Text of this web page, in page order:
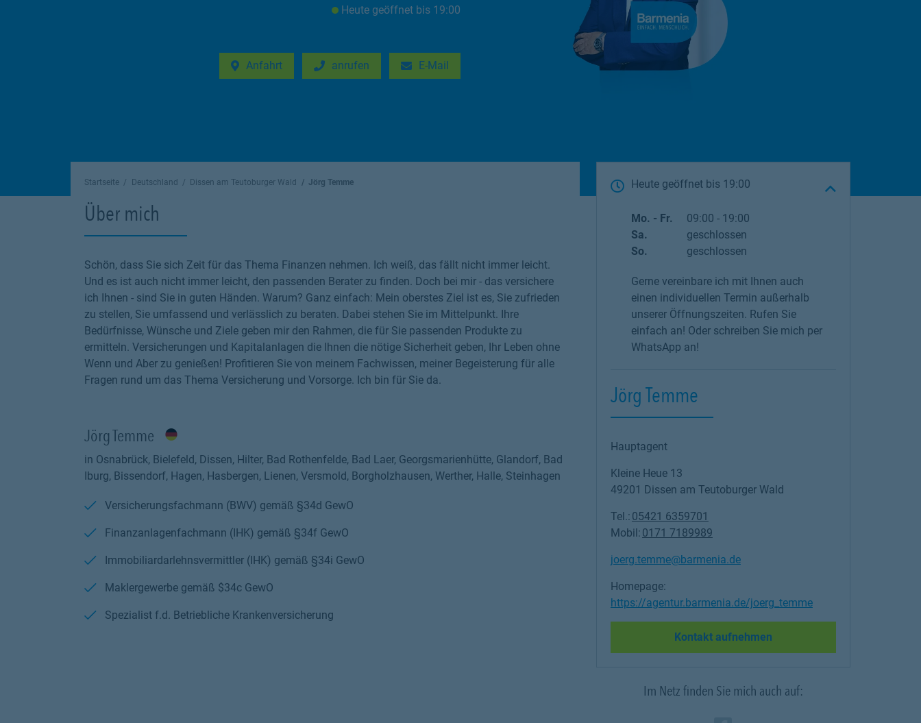
Heute geöffnet bis 19:00
Anfahrt
Link Opens in New Tabanrufen E-Mail
Link Opens in New Tab
Startseite Deutschland Dissen am Teutoburger Wald Jörg Temme
Über mich
Schön, dass Sie sich Zeit für das Thema Finanzen nehmen. Ich weiß, das fällt nicht immer leicht.
Und es ist auch nicht immer leicht, den passenden Berater zu finden. Doch bei mir - das versichere
ich Ihnen - sind Sie in guten Händen. Warum? Ganz einfach: Mein oberstes Ziel ist es, Sie zufrieden
zu stellen, Sie umfassend und verlässlich zu beraten. Dabei stehen Sie im Mittelpunkt. Ihre
Bedürfnisse, Wünsche und Ziele geben mir den Rahmen, die für Sie passenden Produkte zu
ermitteln. Versicherungen und Kapitalanlagen die Ihnen die nötige Sicherheit geben, Ihr Leben ohne
Wenn und Aber zu genießen! Profitieren Sie von meinem Fachwissen, meiner Begeisterung für alle
Fragen rund um das Thema Versicherung und Vorsorge. Ich bin für Sie da.
Jörg Temme
in Osnabrück, Bielefeld, Dissen, Hilter, Bad Rothenfelde, Bad Laer, Georgsmarienhütte, Glandorf, Bad
Iburg, Bissendorf, Hagen, Hasbergen, Lienen, Versmold, Borgholzhausen, Werther, Halle, Steinhagen
Versicherungsfachmann (BWV) gemäß §34d GewO
Finanzanlagenfachmann (IHK) gemäß §34f GewO
Immobiliardarlehnsvermittler (IHK) gemäß §34i GewO
Maklergewerbe gemäß $34c GewO
Spezialist f.d. Betriebliche Krankenversicherung
Heute geöffnetbis 19:00
Wochentag Öffnungszeiten
Mo. - Fr. 09:00 - 19:00
Sa.
geschlossen
So.
geschlossen
Gerne vereinbare ich mit Ihnen auch
einen individuellen Termin außerhalb
unserer Öffnungszeiten. Rufen Sie
einfach an! Oder schreiben Sie mich per
WhatsApp an!
Jörg Temme
Hauptagent
Kleine Heue 13
49201 Dissen am Teutoburger Wald
Tel.: 05421 6359701
Mobil: 0171 7189989
joerg.temme@barmenia.de
Homepage:
https://agentur.barmenia.de/joerg_temme
Kontakt aufnehmenLink Opens in New Tab
Im Netz finden Sie mich auch auf: